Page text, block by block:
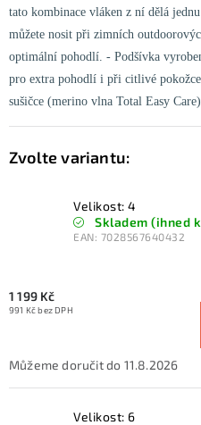
tato kombinace vláken z ní dělá
můžete nosit při zimních
optimální pohodlí. - Podšívka
pro extra pohodlí i při citlivé
sušičce (merino vlna Total Easy
Velikost: 4
Skladem (ihned
EAN: 7028567640432
1 199 Kč
991 Kč bez DPH
11.8.2026
Velikost: 6